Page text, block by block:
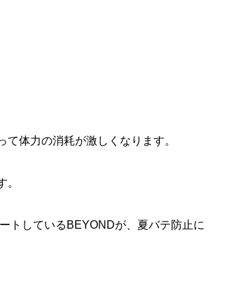
体力の消耗が激しくなります。
トしているBEYONDが、夏バテ防止に